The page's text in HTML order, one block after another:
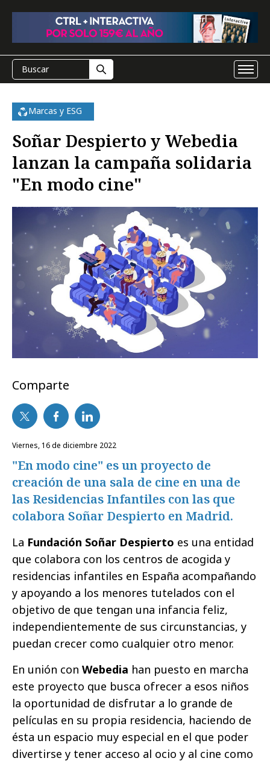
Marcas y ESG
Soñar Despierto y Webedia
lanzan la campaña solidaria
"En modo cine"
Comparte
viernes, 16 de diciembre 2022
"En modo cine" es un proyecto de
creación de una sala de cine en una de
las Residencias Infantiles con las que
colabora Soñar Despierto en Madrid.
La Fundación Soñar Despierto es una entidad
que colabora con los centros de acogida y
residencias infantiles en España acompañando
y apoyando a los menores tutelados con el
objetivo de que tengan una infancia feliz,
independientemente de sus circunstancias, y
puedan crecer como cualquier otro menor.
En unión con Webedia han puesto en marcha
este proyecto que busca ofrecer a esos niños
la oportunidad de disfrutar a lo grande de
películas en su propia residencia, haciendo de
ésta un espacio muy especial en el que poder
divertirse y tener acceso al ocio y al cine como